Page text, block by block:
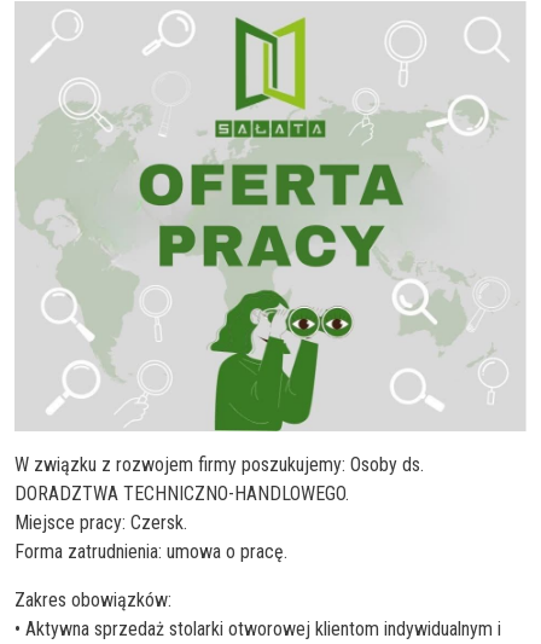
W związku z rozwojem firmy poszukujemy: Osoby ds.
DORADZTWA TECHNICZNO-HANDLOWEGO.
Miejsce pracy: Czersk.
Forma zatrudnienia: umowa o pracę.
Zakres obowiązków:
• Aktywna sprzedaż stolarki otworowej klientom indywidualnym i